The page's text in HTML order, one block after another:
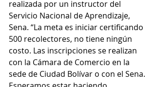
realizada por un instructor del
Servicio Nacional de Aprendizaje,
Sena. “La meta es iniciar certificando
500 recolectores, no tiene ningún
costo. Las inscripciones se realizan
con la Cámara de Comercio en la
sede de Ciudad Bolívar o con el Sena.